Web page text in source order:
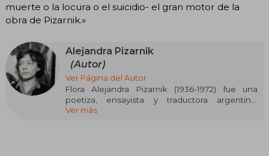
muerte o la locura o el suicidio- el gran motor de la
obra de Pizarnik.»
Alejandra Pizarnik
(Autor)
Ver Página del Autor
Flora Alejandra Pizarnik (1936-1972) fue una
poetiza, ensayista y traductora argentina.
Estudió Filosofía y Letras en la Universidad de
Ver más